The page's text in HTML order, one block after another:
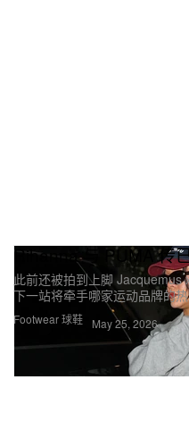
Footwear 球鞋
Rihanna 与 PUMA 传
此前还被拍到上脚
下一站将牵手哪家运动品牌的
May 25, 2026